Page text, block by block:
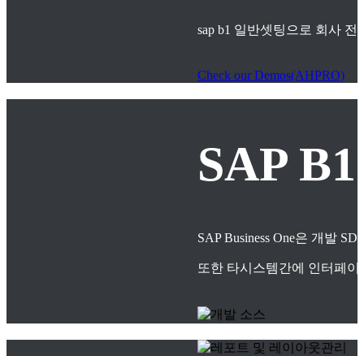
sap b1 일반셋팅으로 회사
Check our Demos(AHPRO)
SAP
SAP Business One은 개발
또한 타시스템간에 인터페